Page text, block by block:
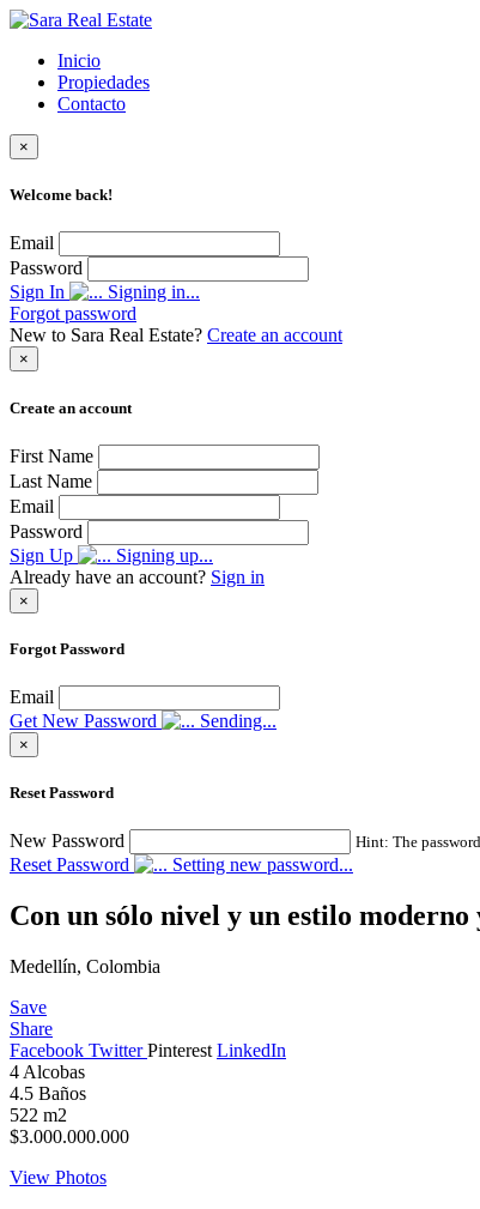
Inicio
Propiedades
Contacto
×
Welcome back!
Email
Password
Sign In
Signing in...
Forgot password
New to Sara Real Estate? Create an account
×
Create an account
First Name
Last Name
Email
Password
Sign Up
Signing up...
Already have an account? Sign in
×
Forgot Password
Email
Get New Password
Sending...
×
Reset Password
New Password Hint: The
Reset Password Setting new password...
Con un sólo nivel y un estilo
Medellín, Colombia
Save
Share
Facebook TwitterPinterest LinkedIn
4 Alcobas
4.5 Baños
522 m2
$3.000.000.000
View Photos